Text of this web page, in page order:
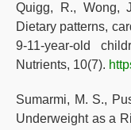
Quigg, R., Wong,
Dietary patterns,
9-11-year-old
Nutrients, 10(7).
Sumarmi, M. S.,
Underweight as a